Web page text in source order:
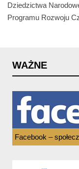
Dziedzictwa
Programu Rozwoju
WAŻNE
Facebook –